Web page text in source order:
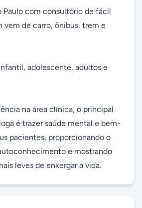
Paulo com consultório de fácil
vem de carro, ônibus, trem e
adolescente, adultos e
na área clínica, o principal
é trazer saúde mental e bem-
pacientes, proporcionando o
e mostrando
leves de enxergar a vida.